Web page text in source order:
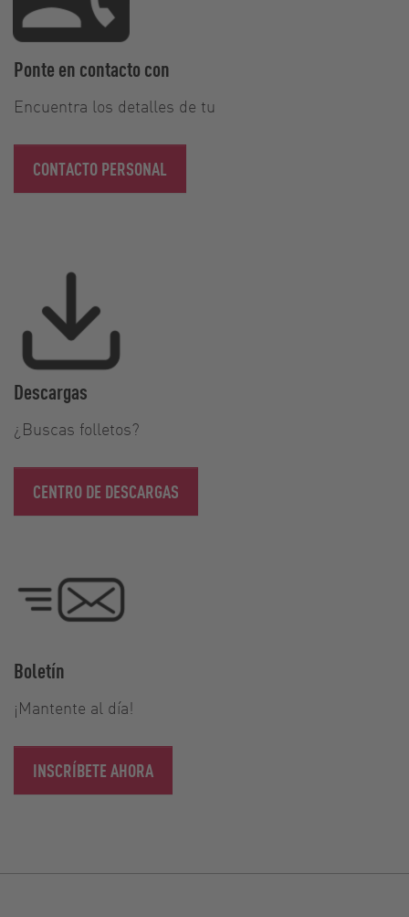
Ponte en contacto con
Encuentra los detalles de tu
CONTACTO PERSONAL
Descargas
¿Buscas folletos?
CENTRO DE DESCARGAS
Boletín
¡Mantente al día!
INSCRÍBETE AHORA